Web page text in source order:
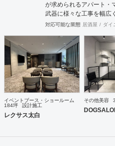
が求められるアパート・
武器に様々な工事を幅広
きな特徴です。
対応可能な業態 居酒屋 ダイ
イベントブース・ショールーム
184坪
設計施工
レクサス太白
その他美容